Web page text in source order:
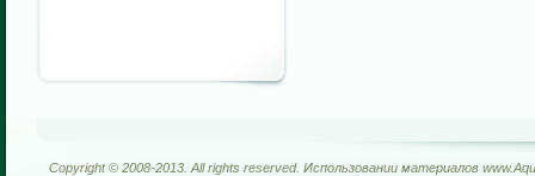
Copyright © 2008-2013. All rights reserved. Использовании материалов